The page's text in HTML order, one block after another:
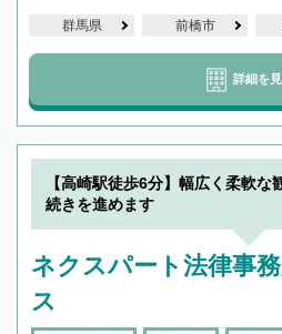
群馬県 前橋市
詳細を
【高崎駅徒歩6分】幅広く柔軟
続きを進めます
ネクスパート法律事
ス